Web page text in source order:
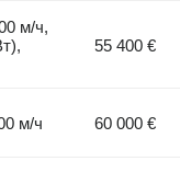
м/ч,
55 400 €
м/ч 60 000 €